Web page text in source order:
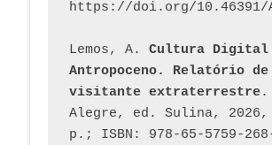
https://doi.org/10.46391/
Lemos, A. Cultura Digital
Antropoceno. Relatório de
visitante extraterrestre.
Alegre, ed. Sulina, 2026,
p.; ISBN: 978-65-5759-